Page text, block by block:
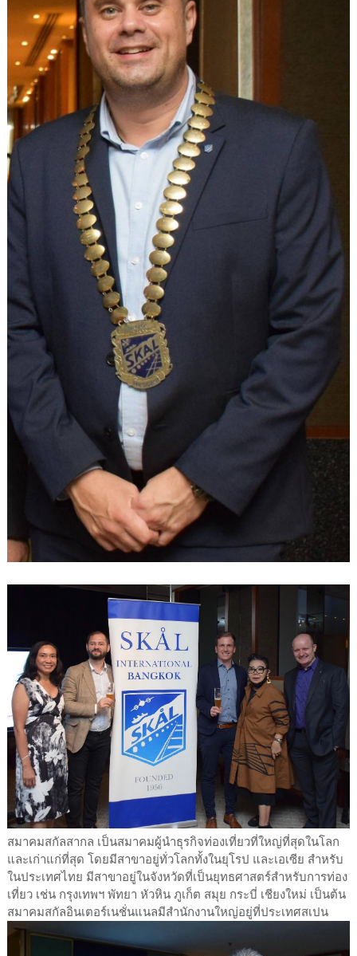
สมาคมสกัลสากล เป็นสมาคมผู้นำธุรกิจท่องเที่ยวที่ใหญ่ที่สุดในโลก
และเก่าแก่ที่สุด โดยมีสาขาอยู่ทั่วโลกทั้งในยุโรป และเอเซีย สำหรับ
ในประเทศไทย มีสาขาอยู่ในจังหวัดที่เป็นยุทธศาสตร์สำหรับการท่อง
เที่ยว เช่น กรุงเทพฯ พัทยา หัวหิน ภูเก็ต สมุย กระบี่ เชียงใหม่ เป็นต้น
สมาคมสกัลอินเตอร์เนชั่นแนลมีสำนักงานใหญ่อยู่ที่ประเทศสเปน